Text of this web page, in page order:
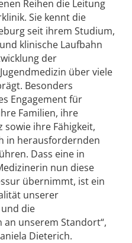
Reihen die Leitung
Sie kennt die
seit ihrem Studium,
klinische Laufbahn
der
über viele
Besonders
Engagement für
Familien, ihre
sowie ihre Fähigkeit,
in herausfordernden
Dass eine in
nun diese
übernimmt, ist ein
unserer
die
unserem Standort“,
Dieterich.